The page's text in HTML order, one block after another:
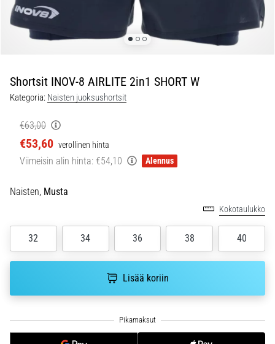
ovat
ja
miten
Käytännössä
sukkulajuoksu
nopeutta,
ketteryyttä
suunnanmuutoksia.
se
missä
sitä…
•
Shortsit INOV-8 AIRLITE 2in1 SHORT W
Kategoria: Naisten juoksushortsit
€63,00
€53,60 verollinen hinta
Viimeisin alin hinta: €54,10 Alennus
Naisten, Musta
Kokotaulukko
32 34 36 38 40
Lisää koriin